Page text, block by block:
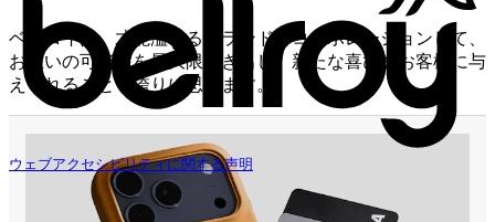
ウェブアクセシビリティに関する声明
ベルロイは、才能溢れるブランドとコラボレーションして、
お互いの可能性を最大限引き出し、新たな喜びをお客様に与
えられることを誇りに思います。